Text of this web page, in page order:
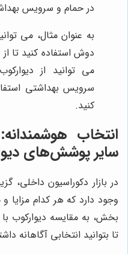
در حمام و سرویس
دوش استفاده کنید تا
می توانید از
سرویس بهداشتی
کنید.
انتخاب
سایر پوشش‌های
در بازار دکوراسیون داخلی،
وجود دارد که هر کدام
بخش، به مقایسه دیوارکوب
تا بتوانید انتخابی آگاهانه